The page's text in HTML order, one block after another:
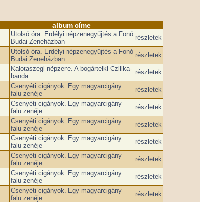
album címe
Utolsó óra. Erdélyi népzenegyűjtés a Fonó
Budai Zeneházban
részletek
Utolsó óra. Erdélyi népzenegyűjtés a Fonó
Budai Zeneházban
részletek
Kalotaszegi népzene. A bogártelki Czilika-
banda
részletek
Csenyéti cigányok. Egy magyarcigány
falu zenéje
részletek
Csenyéti cigányok. Egy magyarcigány
falu zenéje
részletek
Csenyéti cigányok. Egy magyarcigány
falu zenéje
részletek
Csenyéti cigányok. Egy magyarcigány
falu zenéje
részletek
Csenyéti cigányok. Egy magyarcigány
falu zenéje
részletek
Csenyéti cigányok. Egy magyarcigány
falu zenéje
részletek
Csenyéti cigányok. Egy magyarcigány
falu zenéje
részletek